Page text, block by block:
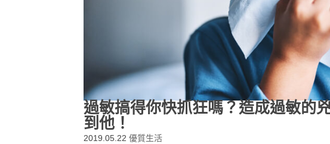
過敏搞得你快抓狂嗎？造成過敏的
到他！
2019.05.22 優質生活